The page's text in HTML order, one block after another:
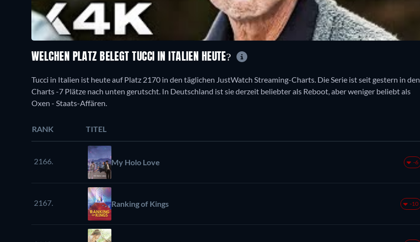
WELCHEN PLATZ BELEGT TUCCI IN ITALIEN HEUTE?
Tucci in Italien ist heute auf Platz 2170 in den täglichen JustWatch Streaming-Charts. Die Serie ist seit gestern in den
Charts -7 Plätze nach unten gerutscht. In Deutschland ist sie derzeit beliebter als Reboot, aber weniger beliebt als
Oxen - Staats-Affären.
RANK TITEL
2166. My Holo Love -6
2167. Ranking of Kings -10